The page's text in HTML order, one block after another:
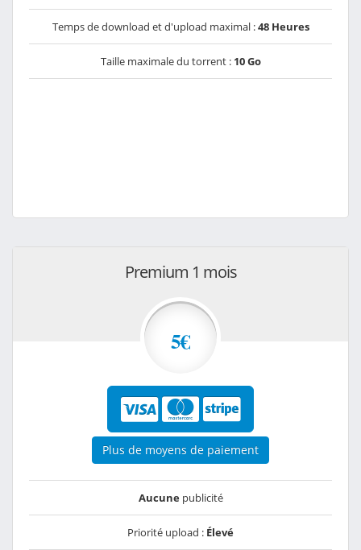
Temps de download et d'upload maximal :48 Heures
Taille maximale du torrent : 10 Go
Premium 1 mois
5€
Plus de moyens de paiement
Aucunepublicité
Priorité upload : Élevé